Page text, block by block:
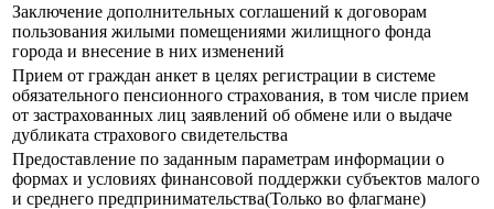
Заключение дополнительных соглашений к договорам
пользования жилыми помещениями жилищного фонда
города и внесение в них изменений
Прием от граждан анкет в целях регистрации в системе
обязательного пенсионного страхования, в том числе прием
от застрахованных лиц заявлений об обмене или о выдаче
дубликата страхового свидетельства
Предоставление по заданным параметрам информации о
формах и условиях финансовой поддержки субъектов малого
и среднего предпринимательства(Только во флагмане)